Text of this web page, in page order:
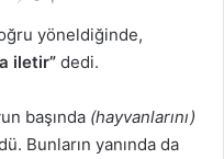
yöneldiğinde,
iletir” dedi.
başında (hayvanlarını)
Bunların yanında da